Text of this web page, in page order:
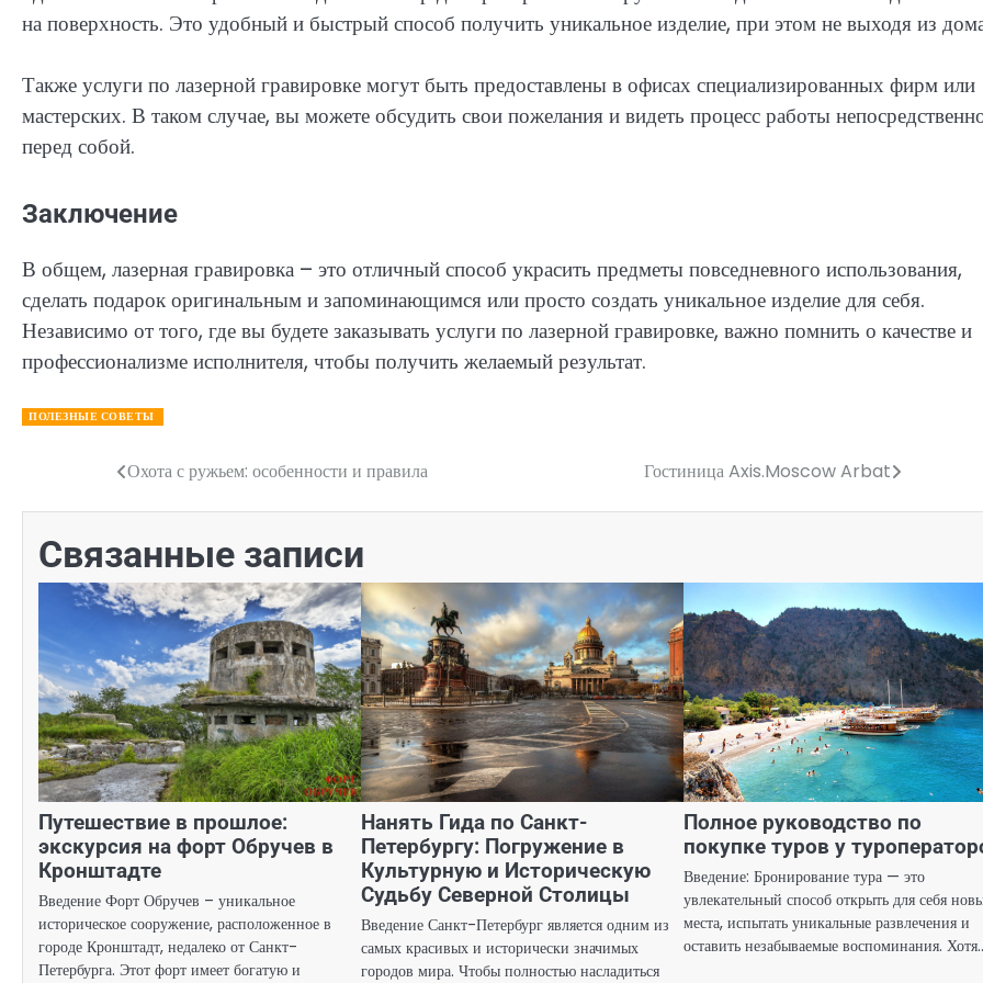
на поверхность. Это удобный и быстрый способ получить уникальное изделие, при этом не выходя из
Также услуги по лазерной гравировке могут быть предоставлены в офисах специализированных фирм или
мастерских. В таком случае, вы можете обсудить свои пожелания и видеть процесс работы
перед собой.
Заключение
В общем, лазерная гравировка – это отличный способ украсить предметы повседневного использования,
сделать подарок оригинальным и запоминающимся или просто создать уникальное изделие для себя.
Независимо от того, где вы будете заказывать услуги по лазерной гравировке, важно помнить о качестве и
профессионализме исполнителя, чтобы получить желаемый результат.
ПОЛЕЗНЫЕ СОВЕТЫ
Навигация
по
записям
Охота с ружьем: особенности и правила Гостиница Axis.Moscow Arbat
Связанные записи
Путешествие в прошлое:
экскурсия на форт Обручев в
Кронштадте
Введение Форт Обручев – уникальное
историческое сооружение, расположенное в
городе Кронштадт, недалеко от Санкт-
Петербурга. Этот форт имеет богатую и
Нанять Гида по Санкт-
Петербургу: Погружение в
Культурную и Историческую
Судьбу Северной Столицы
Введение Санкт-Петербург является одним из
самых красивых и исторически значимых
городов мира. Чтобы полностью насладиться
Полное руководство по
покупке туров у
Введение: Бронирование тура — это
увлекательный способ открыть для себя
места, испытать уникальные развлечения и
оставить незабываемые воспоминания.